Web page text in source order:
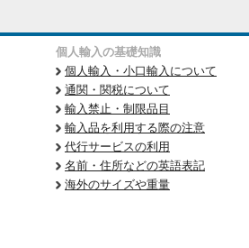
個人輸入の基礎知識
個人輸入・小口輸入について
通関・関税について
輸入禁止・制限品目
輸入品を利用する際の注意
代行サービスの利用
名前・住所などの英語表記
海外のサイズや重量